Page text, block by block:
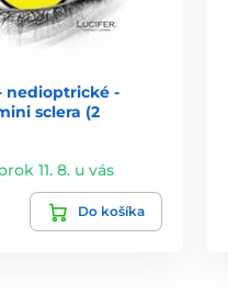
nedioptrické -
sclera (2
11. 8. u vás
Do košíka